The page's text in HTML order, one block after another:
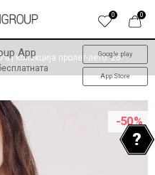
0
0
App Google play
App Store
пролет-лето '26
-50%